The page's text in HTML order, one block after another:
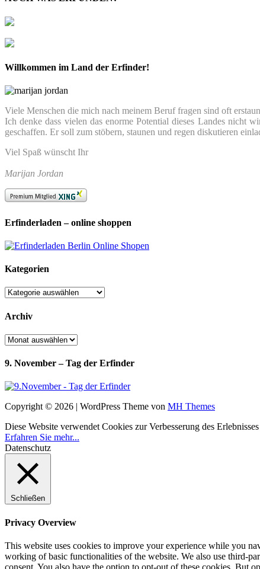
Willkommen im Land der Erfinder!
Viele Menschen die mich nach meinem Beruf fragen sind oft
Ich denke dass vielen das enorme Potential dieses Landes nicht
geschaffen. Er soll zum stöbern, staunen und regen diskutieren
Viel Spaß wünscht Ihr
Marijan Jordan
Erfinderladen – online shoppen
Kategorien
Kategorien
Archiv
Archiv
9. November – Tag der Erfinder
Copyright © 2026 | WordPress Theme von MH Themes
Diese Website verwendet Cookies zur Verbesserung des
Erfahren Sie mehr...
Datenschutz
Schließen
Privacy Overview
This website uses cookies to improve your experience while you
working of basic functionalities of the website. We also use third-
consent. You also have the option to opt-out of these cookies. But